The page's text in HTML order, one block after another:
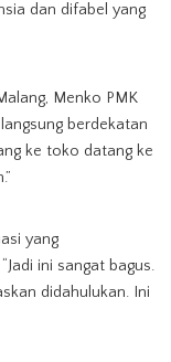
dan difabel yang
Menko PMK
berdekatan
ke toko datang ke
yang
ini sangat bagus.
didahulukan. Ini